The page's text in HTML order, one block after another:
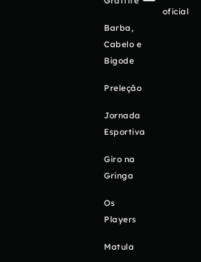
Barba,
Cabelo e
Bigode
Preleção
Jornada
Esportiva
Giro na
Gringa
Os
Players
Matula
oficial